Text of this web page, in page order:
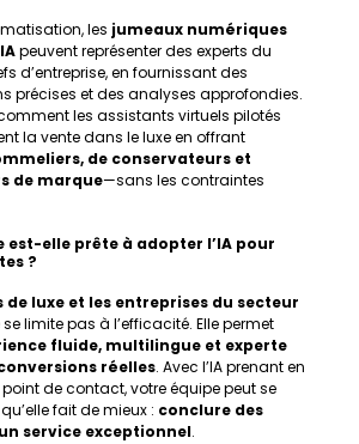
les jumeaux numériques
peuvent représenter des experts du
d’entreprise, en fournissant des
précises et des analyses approfondies.
les assistants virtuels pilotés
la vente dans le luxe en offrant
de conservateurs et
de marque—sans les contraintes
est-elle prête à adopter l’IA pour
?
de luxe et les entreprises du secteur
se limite pas à l’efficacité. Elle permet
fluide, multilingue et experte
réelles. Avec l’IA prenant en
de contact, votre équipe peut se
fait de mieux : conclure des
service exceptionnel.